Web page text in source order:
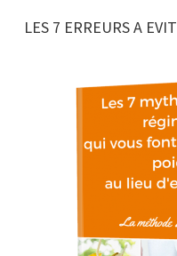
LES 7 ERREURS A